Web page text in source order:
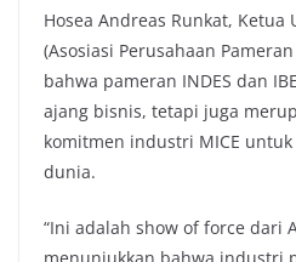
Hosea Andreas Runkat, Ketua
(Asosiasi Perusahaan
bahwa pameran INDES dan
ajang bisnis, tetapi juga
komitmen industri MICE
dunia.
“Ini adalah show of force dari